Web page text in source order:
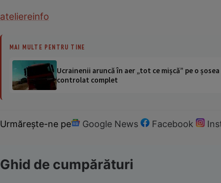
ateliereinfo
MAI MULTE PENTRU TINE
Ucrainenii aruncă în aer „tot ce mișcă” pe o
controlat complet
Urmărește-ne pe Google News Facebook
Ghid de cumpărături